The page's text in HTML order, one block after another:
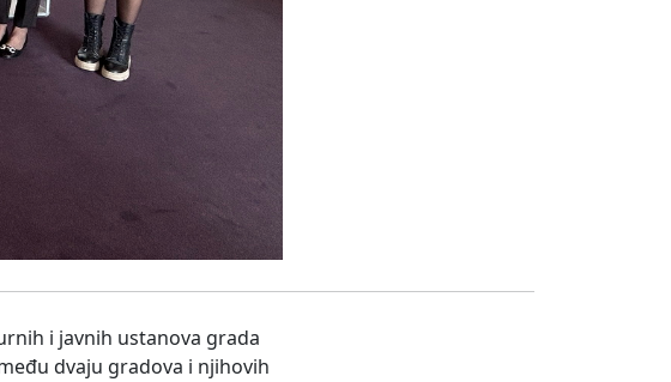
i javnih ustanova grada
dvaju gradova i njihovih